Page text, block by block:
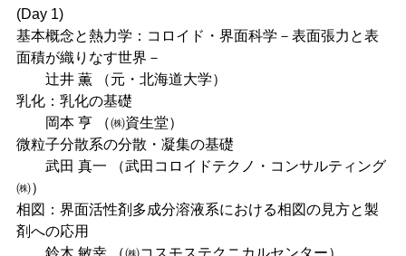
(Day 1)
基本概念と熱力学：コロイド・界面科学－表面張力と表
面積が織りなす世界－
辻井 薫 （元・北海道大学）
乳化：乳化の基礎
岡本 亨 （㈱資生堂）
微粒子分散系の分散・凝集の基礎
武田 真一 （武田コロイドテクノ・コンサルティング
㈱）
相図：界面活性剤多成分溶液系における相図の見方と製
剤への応用
鈴木 敏幸 （㈱コスモステクニカルセンター）